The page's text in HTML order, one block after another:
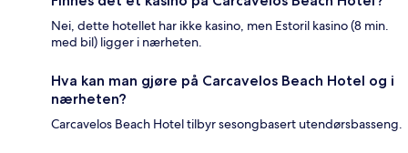
Nei, dette hotellet har ikke kasino, men Estoril kasino (8 min.
med bil) ligger i nærheten.
Hva kan man gjøre på Carcavelos Beach Hotel og i
nærheten?
Carcavelos Beach Hotel tilbyr sesongbasert utendørsbasseng.